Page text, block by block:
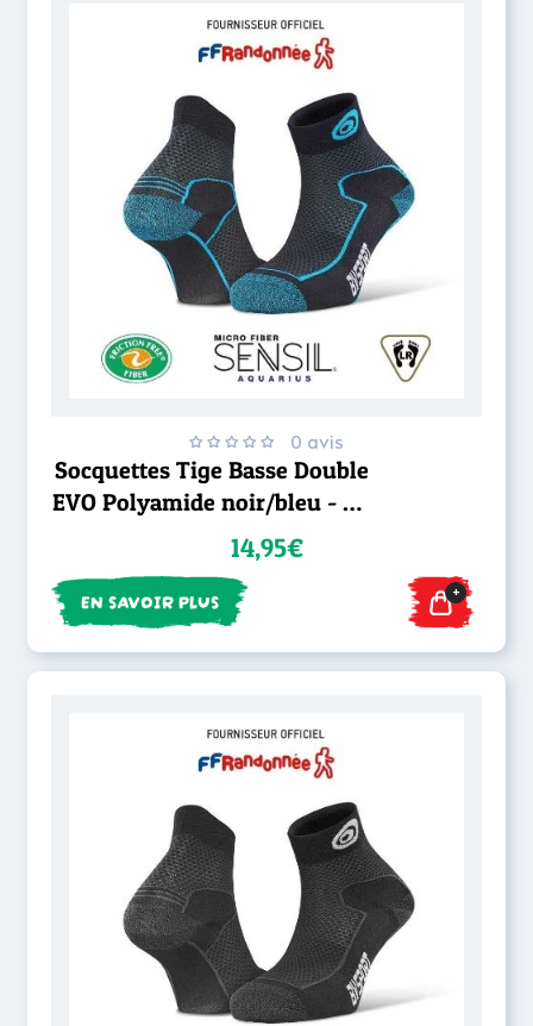
0 avis
Socquettes Tige Basse Double
EVO Polyamide noir/bleu - BV
Sport14,95€
EN SAVOIR PLUS +